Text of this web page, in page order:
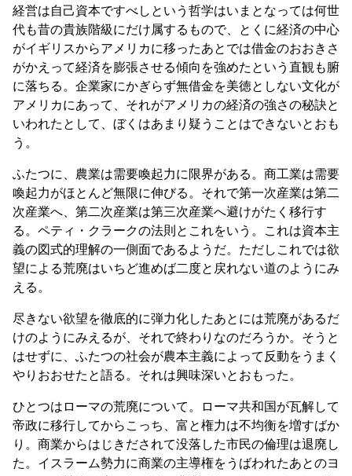
経営は自己資本ですべしという哲学はいまとなっては何世
代も昔の貴族階級にだけ属するもので、とくに経済の中心
がイギリスからアメリカに移ったあとでは借金のおおきさ
がかえって経済を膨張させる傾向を強めたという直観も腑
に落ちる。企業家にかぎらず無借金を美徳としない文化が
アメリカにあって、それがアメリカの経済の強さの秘訣と
いわれたとして、ぼくはあまり疑うことはできないとおも
う。
ふたつに、農業は需要喚起力に限界がある。商工業は需要
喚起力がほとんど無限に伸びる。それで第一次産業は第二
次産業へ、第二次産業は第三次産業へ避けがたく移行す
る。ペティ・クラークの法則とこれをいう。これは資本主
義の図式的理解の一側面であるようだ。ただしこれでは欲
望による荒廃はいちど進めば二度と戻れない道のようにみ
える。
尽きない欲望を徹底的に弾力化したあとには荒廃があるだ
けのようにみえるが、それで終わりなのだろうか。そうと
はせずに、ふたつの社会が農本主義によって反動をうまく
やりおおせたと語る。それは興味深いとおもった。
ひとつはローマの荒廃について。ローマ共和国が瓦解して
帝政に移行してからこっち、富と権力は不均衡を増すばか
り。商業からはじきだされて没落した市民の倫理は退廃し
た。イスラーム勢力に商業の主導権をうばわれたあとのヨ